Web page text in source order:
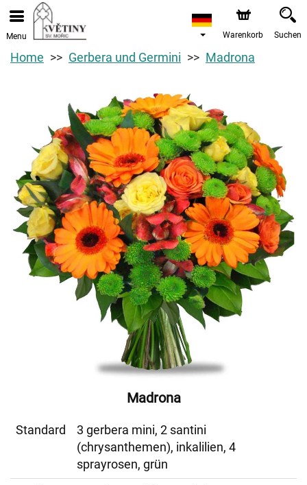
Menu Warenkorb Suchen
Home Gerbera und Germini Madrona
Madrona
Standard
3 gerbera mini, 2 santini
(chrysanthemen), inkalilien, 4
sprayrosen, grün